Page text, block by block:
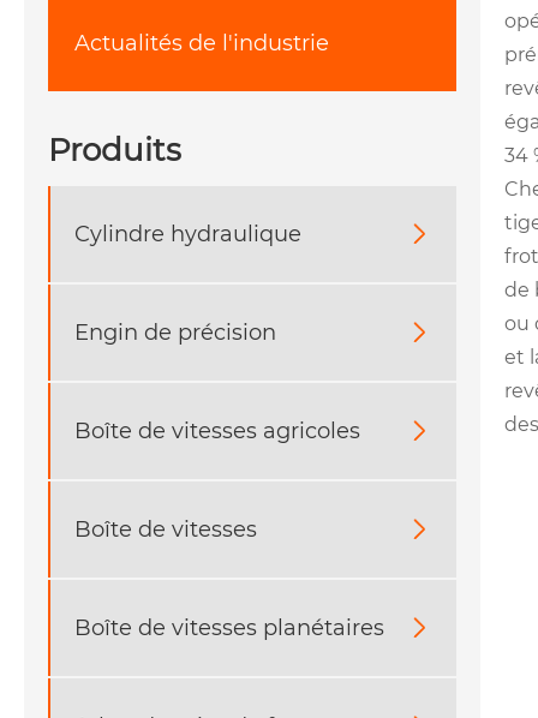
Actualités de l'industrie
Produits
Cylindre hydraulique 
Engin de précision 
Boîte de vitesses agricoles 
Boîte de vitesses 
Boîte de vitesses planétaires 
34
de
ou
et